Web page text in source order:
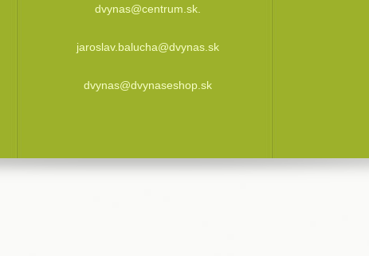
dvynas@centrum.sk.
jaroslav.balucha@dvynas.sk
dvynas@dvynaseshop.sk